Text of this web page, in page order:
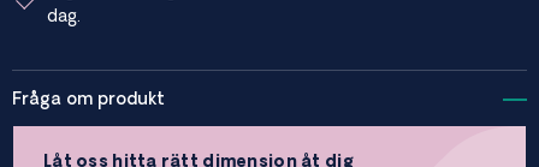
dag.
Fråga om produkt
Låt oss hitta rätt dimension åt dig